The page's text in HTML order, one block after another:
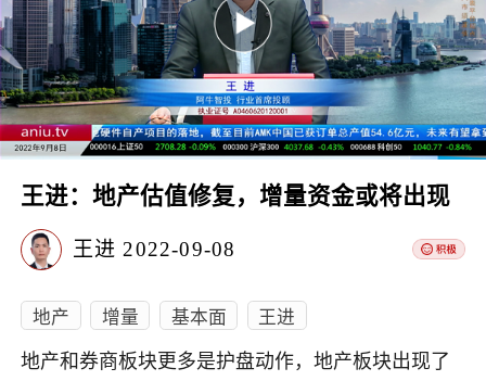
王进：地产估值修复，增量资金或将出现
王进 2022-09-08
地产 增量 基本面 王进
地产和券商板块更多是护盘动作，地产板块出现了